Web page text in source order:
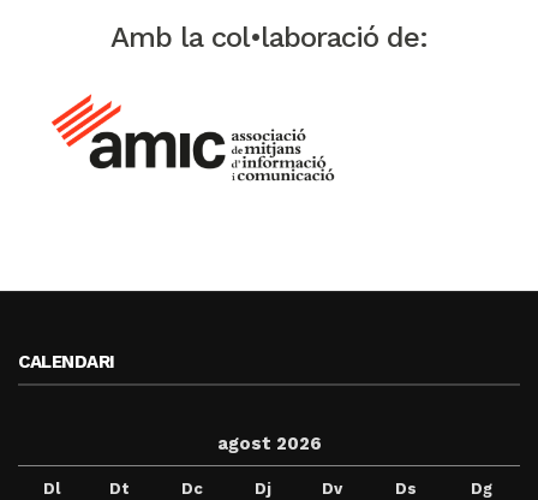
Amb la col•laboració de:
CALENDARI
agost 2026
Dl Dt Dc Dj Dv Ds Dg